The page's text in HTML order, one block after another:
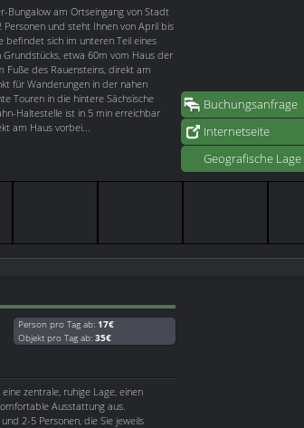
Buchungsanfrage
Internetseite
Geografische Lage
Bungalow am Ortseingang von Stadt
und steht Ihnen von April bis
befindet sich im unteren Teil eines
etwa 60m vom Haus der
Fuße des Rauensteins, direkt am
für Wanderungen in der nahen
Touren in die hintere Sächsische
Haltestelle ist in 5 min erreichbar
am Haus vorbei...
Person pro Tag ab: 17€
Objekt pro Tag ab: 35€
zentrale, ruhige Lage, einen
Ausstattung aus.
2-5 Personen, die Sie jeweils